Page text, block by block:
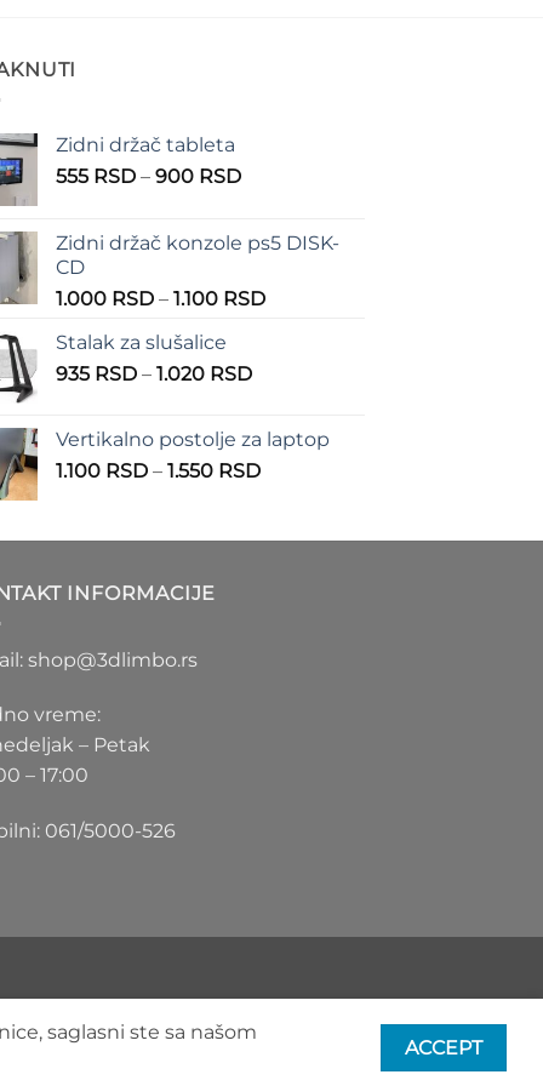
Zidni držač tableta
555 RSD – 900 RSDRaspon
555 RSD
900 RSD
Zidni držač konzole ps5 DISK-
CD
1.000 RSD – 1.100 RSDRaspon
Stalak za slušalice
935 RSD – 1.020 RSDRaspon
935 RSD
do
Vertikalno postolje za laptop
1.100 RSD – 1.550 RSDRaspon
1.100 RSD
INFORMACIJE
shop@3dlimbo.rs
vreme:
– Petak
– 17:00
061/5000-526
saglasni ste sa našom
ACCEPT